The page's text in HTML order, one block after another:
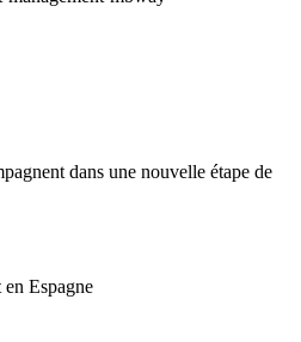
dans une nouvelle étape de
en Espagne